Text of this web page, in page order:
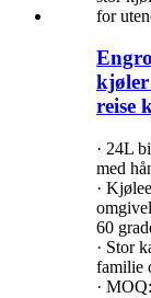
kjøler
reise
· 24L
med
·
60
· Stor
familie
·